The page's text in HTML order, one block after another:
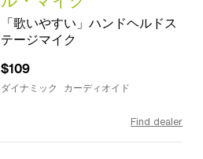
「歌いやすい」ハンドヘルドス
テージマイク
$109
ダイナミック カーディオイド
Find dealer